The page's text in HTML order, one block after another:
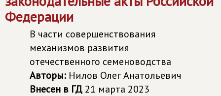
Федерации
В части совершенствования
механизмов развития
отечественного семеноводства
Авторы: Нилов Олег Анатольевич
Внесен в ГД 21 марта 2023